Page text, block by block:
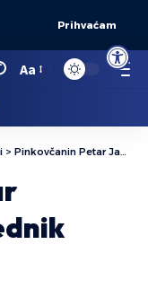
Open
Prihvaćam
Aa
> Pinkovčanin Petar Jandrišić je pobjednik LINAKA